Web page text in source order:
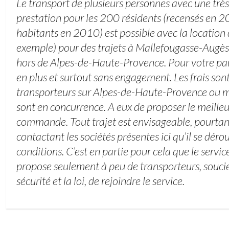
Le transport de plusieurs personnes avec une
prestation pour les 200 résidents (recensés en
habitants en 2010) est possible avec la location
exemple) pour des trajets à Mallefougasse-
hors de Alpes-de-Haute-Provence. Pour votre
en plus et surtout sans engagement. Les frais
transporteurs sur Alpes-de-Haute-Provence ou
sont en concurrence. A eux de proposer le
commande. Tout trajet est envisageable,
contactant les sociétés présentes ici qu’il se
conditions. C’est en partie pour cela que le
propose seulement à peu de transporteurs,
sécurité et la loi, de rejoindre le service.